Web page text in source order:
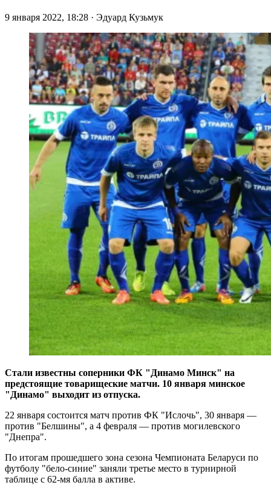
9 января 2022, 18:28 · Эдуард Кузьмук
Стали известны соперники ФК "Динамо Минск" на
предстоящие товарищеские матчи. 10 января минское
"Динамо" выходит из отпуска.
22 января состоится матч против ФК "Ислочь", 30 января —
против "Белшины", а 4 февраля — против могилевского
"Днепра".
По итогам прошедшего зона сезона Чемпионата Беларуси по
футболу "бело-синие" заняли третье место в турнирной
таблице с 62-мя балла в активе.